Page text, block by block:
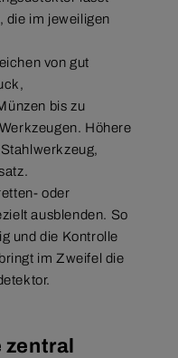
die im jeweiligen
von gut
bis zu
Höhere
oder
ausblenden. So
und die Kontrolle
im Zweifel die